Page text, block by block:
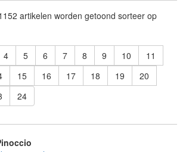
artikelen worden getoond sorteer op
4 5 6 7 8 9 10
11
15 16 17 18 19
20
24